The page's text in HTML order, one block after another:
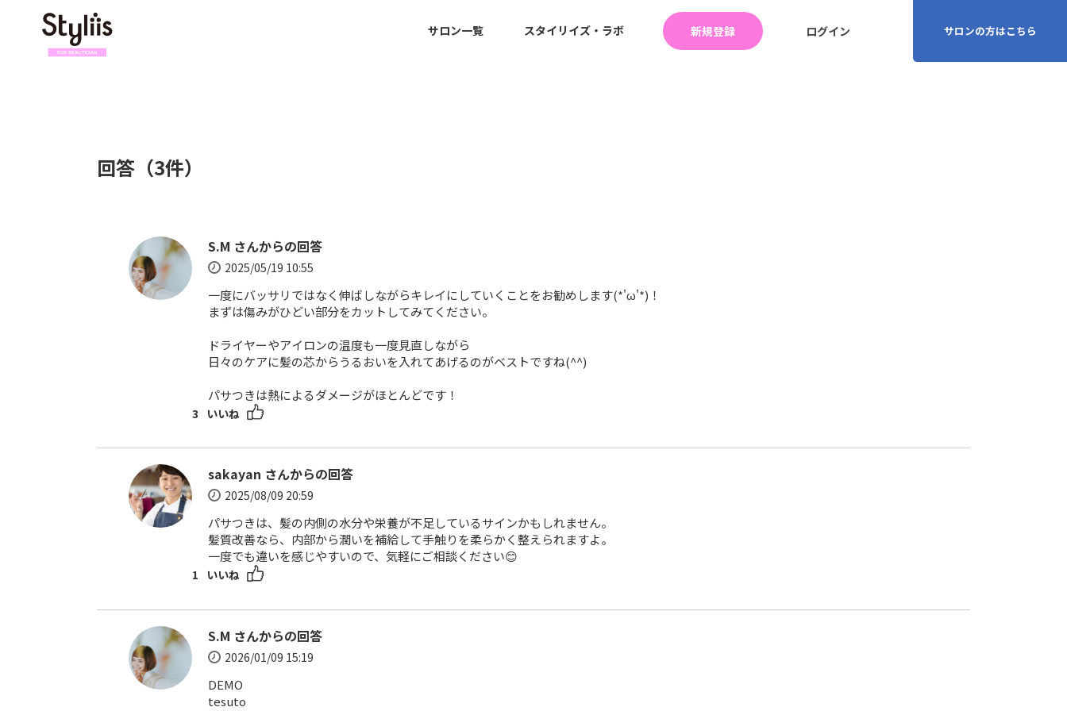
サロン一覧 スタイリイズ・ラボ 新規登録 ログイン サロンの方はこちら
回答（3件）
S.M さんからの回答
2025/05/19 10:55
一度にバッサリではなく伸ばしながらキレイにしていくことをお勧めします(*'ω'*)！
まずは傷みがひどい部分をカットしてみてください。
ドライヤーやアイロンの温度も一度見直しながら
日々のケアに髪の芯からうるおいを入れてあげるのがベストですね(^^)
パサつきは熱によるダメージがほとんどです！
3 いいね
sakayan さんからの回答
2025/08/09 20:59
パサつきは、髪の内側の水分や栄養が不足しているサインかもしれません。
髪質改善なら、内部から潤いを補給して手触りを柔らかく整えられますよ。
一度でも違いを感じやすいので、気軽にご相談ください😊
1 いいね
S.M さんからの回答
2026/01/09 15:19
DEMO
tesuto